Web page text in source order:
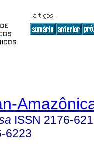
ISSN 2176-
6223